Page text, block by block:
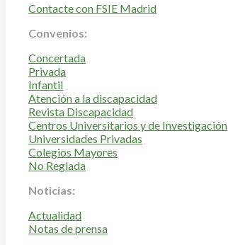
Contacte con FSIE Madrid
Convenios:
Concertada
Privada
Infantil
Atención a la discapacidad
Revista Discapacidad
Centros Universitarios y de Investigación
Universidades Privadas
Colegios Mayores
No Reglada
Noticias:
Actualidad
Notas de prensa